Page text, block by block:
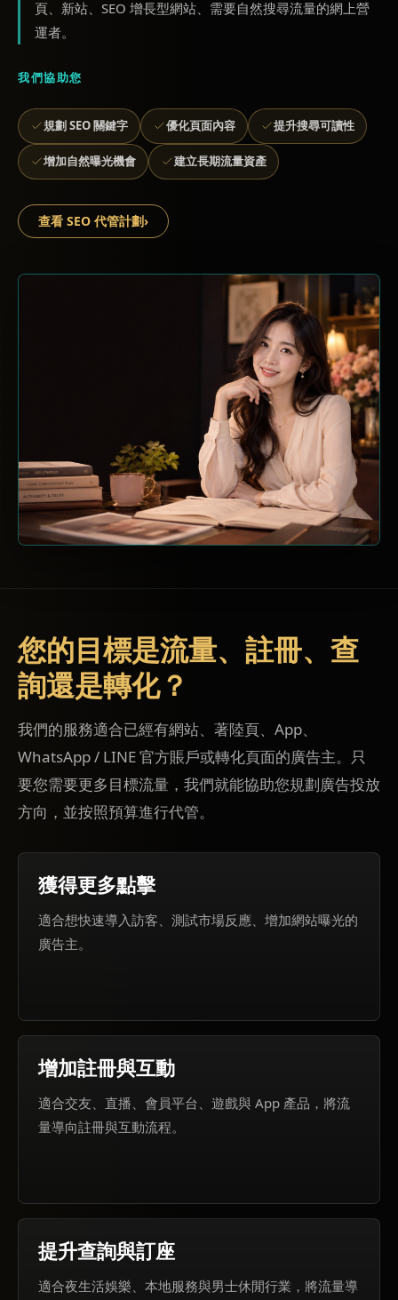
頁、新站、SEO 增長型網站、需要自然搜尋流量的網上營
運者。
我們協助您
規劃 SEO 關鍵字 優化頁面內容 提升搜尋可讀性
增加自然曝光機會 建立長期流量資產
查看 SEO 代管計劃›
您的目標是流量、註冊、查
詢還是轉化？
我們的服務適合已經有網站、著陸頁、App、
WhatsApp / LINE 官方賬戶或轉化頁面的廣告主。只
要您需要更多目標流量，我們就能協助您規劃廣告投放
方向，並按照預算進行代管。
獲得更多點擊
適合想快速導入訪客、測試市場反應、增加網站曝光的
廣告主。
增加註冊與互動
適合交友、直播、會員平台、遊戲與 App 產品，將流
量導向註冊與互動流程。
提升查詢與訂座
適合夜生活娛樂、本地服務與男士休閒行業，將流量導